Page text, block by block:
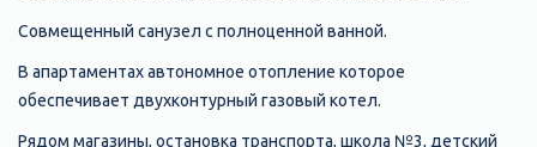
Совмещенный санузел с полноценной ванной.
В апартаментах автономное отопление которое
обеспечивает двухконтурный газовый котел.
Рядом магазины, остановка транспорта, школа №3, детский